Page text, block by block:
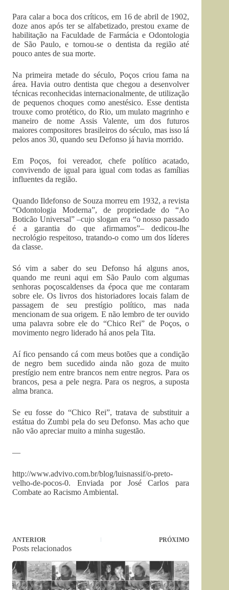
Para calar a boca dos críticos, em 16 de abril de 1902,
doze anos após ter se alfabetizado, prestou exame de
habilitação na Faculdade de Farmácia e Odontologia
de São Paulo, e tornou-se o dentista da região até
pouco antes de sua morte.
Na primeira metade do século, Poços criou fama na
área. Havia outro dentista que chegou a desenvolver
técnicas reconhecidas internacionalmente, de utilização
de pequenos choques como anestésico. Esse dentista
trouxe como protético, do Rio, um mulato magrinho e
maneiro de nome Assis Valente, um dos futuros
maiores compositores brasileiros do século, mas isso lá
pelos anos 30, quando seu Defonso já havia morrido.
Em Poços, foi vereador, chefe político acatado,
convivendo de igual para igual com todas as famílias
influentes da região.
Quando Ildefonso de Souza morreu em 1932, a revista
“Odontologia Moderna”, de propriedade do “Ao
Boticão Universal” –cujo slogan era “o nosso passado
é a garantia do que afirmamos”– dedicou-lhe
necrológio respeitoso, tratando-o como um dos líderes
da classe.
Só vim a saber do seu Defonso há alguns anos,
quando me reuni aqui em São Paulo com algumas
senhoras poçoscaldenses da época que me contaram
sobre ele. Os livros dos historiadores locais falam de
passagem de seu prestígio político, mas nada
mencionam de sua origem. E não lembro de ter ouvido
uma palavra sobre ele do “Chico Rei” de Poços, o
movimento negro liderado há anos pela Tita.
Aí fico pensando cá com meus botões que a condição
de negro bem sucedido ainda não goza de muito
prestígio nem entre brancos nem entre negros. Para os
brancos, pesa a pele negra. Para os negros, a suposta
alma branca.
Se eu fosse do “Chico Rei”, tratava de substituir a
estátua do Zumbi pela do seu Defonso. Mas acho que
não vão apreciar muito a minha sugestão.
—
http://www.advivo.com.br/blog/luisnassif/o-preto-
velho-de-pocos-0. Enviada por José Carlos para
Combate ao Racismo Ambiental.
ANTERIOR PRÓXIMO
Posts relacionados